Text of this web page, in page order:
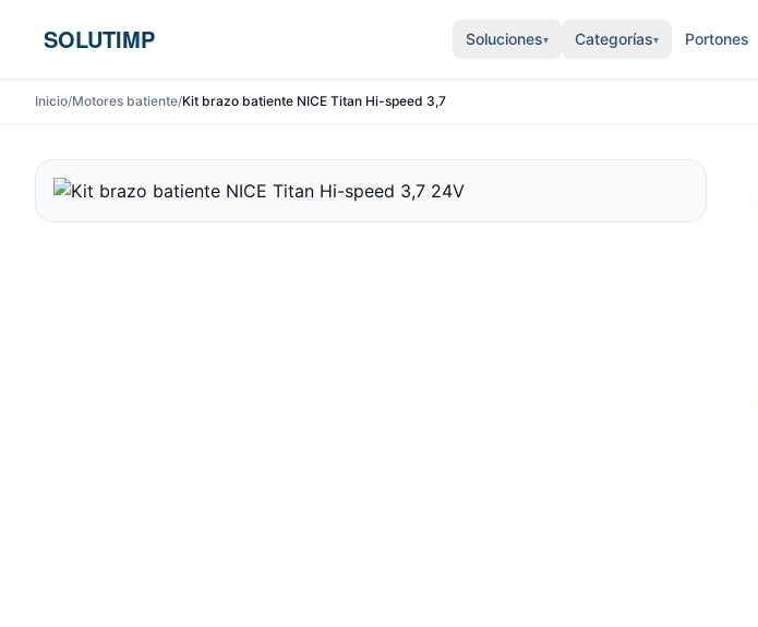
SOLUTIMP Soluciones▾ Categorías▾ Portones
Inicio/Motores batiente/Kit brazo batiente NICE Titan Hi-speed 3,7